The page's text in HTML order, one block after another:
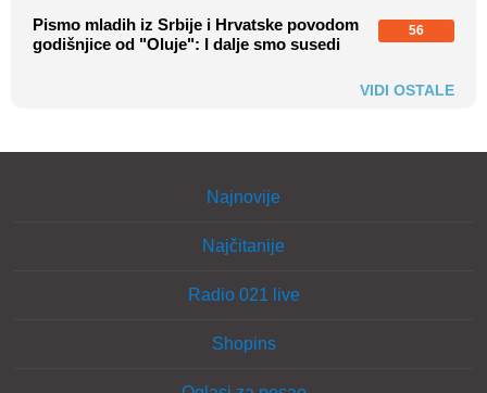
Pismo mladih iz Srbije i Hrvatske povodom
godišnjice od "Oluje": I dalje smo susedi
56
VIDI OSTALE
Najnovije
Najčitanije
Radio 021 live
Shopins